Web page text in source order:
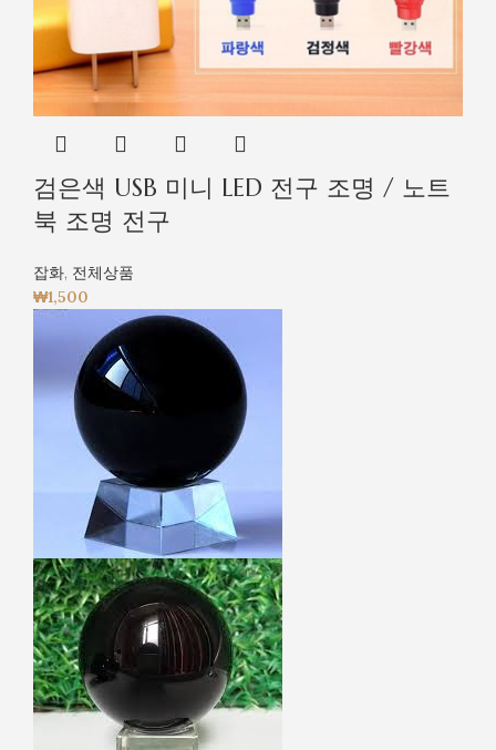
검은색 USB 미니 LED 전구 조명 / 노트
북 조명 전구
잡화, 전체상품
₩1,500